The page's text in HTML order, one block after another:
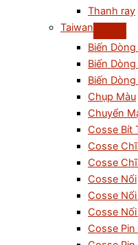
Thanh ray
Taiwan
Biến
Biến
Biến
Chụp Màu
Chuyển
Cosse Bít
Cosse
Cosse
Cosse Nối
Cosse
Cosse
Cosse